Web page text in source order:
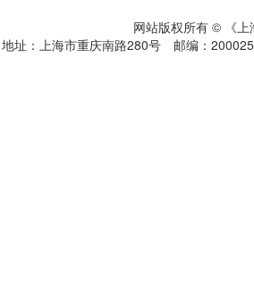
网站版权所有 © 《
地址：上海市重庆南路280号 邮编：